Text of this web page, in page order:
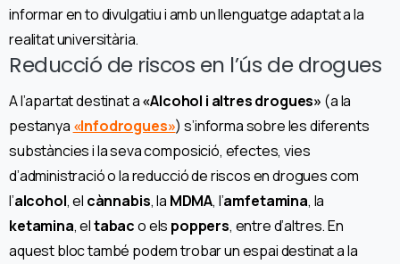
informar en to divulgatiu i amb un llenguatge adaptat a la
realitat universitària.
Reducció de riscos en l’ús de drogues
A l’apartat destinat a«Alcohol i altres drogues» (a la
pestanya «Infodrogues») s’informa sobre les diferents
substàncies i la seva composició, efectes, vies
d’administració o la reducció de riscos en drogues com
l’alcohol, el cànnabis, la MDMA, l’amfetamina, la
ketamina, eltabaco els poppers, entre d’altres. En
aquest bloc també podem trobar un espai destinat a la